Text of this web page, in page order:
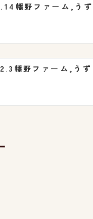
幡野ファーム,う
幡野ファーム,うず